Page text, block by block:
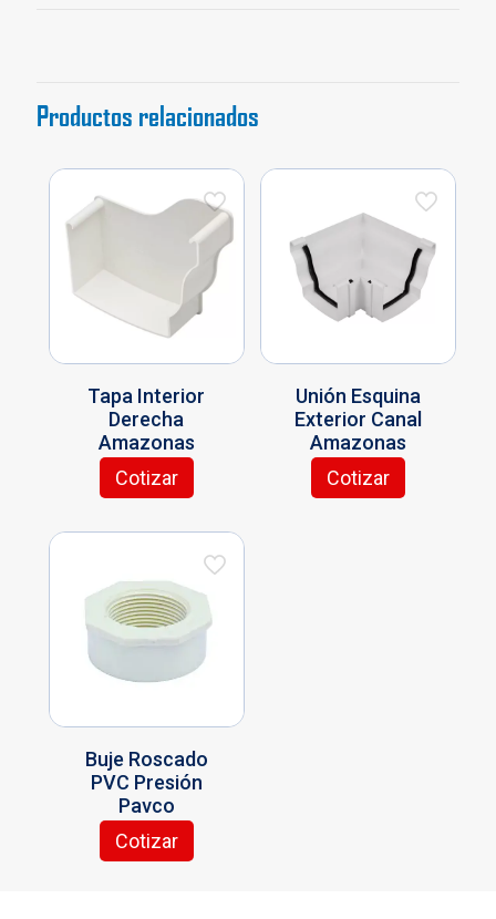
Productos relacionados
Tapa Interior
Derecha
Amazonas
Cotizar
Unión Esquina
Exterior Canal
Amazonas
Cotizar
Buje Roscado
PVC Presión
Pavco
Cotizar
Este